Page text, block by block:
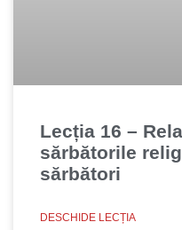
Lecția 16 –
sărbătorile
sărbători
DESCHIDE LECȚIA